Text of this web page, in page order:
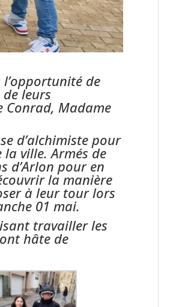
l’opportunité de
leurs
Conrad, Madame
d’alchimiste pour
la ville. Armés de
d’Arlon pour en
la manière
à leur tour lors
01 mai.
travailler les
hâte de